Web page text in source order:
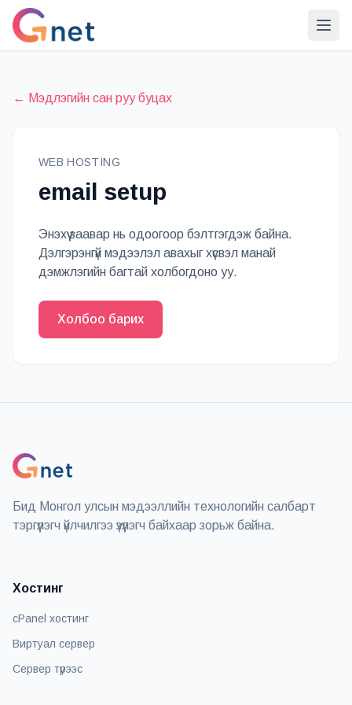
← Мэдлэгийн сан руу буцах
WEB HOSTING
email setup
Энэхүү заавар нь одоогоор бэлтгэгдэж байна.
Дэлгэрэнгүй мэдээлэл авахыг хүсвэл манай
дэмжлэгийн багтай холбогдоно уу.
Холбоо барих
Бид Монгол улсын мэдээллийн технологийн салбарт
тэргүүлэгч үйлчилгээ үзүүлэгч байхаар зорьж байна.
Хостинг
cPanel хостинг
Виртуал сервер
Сервер түрээс